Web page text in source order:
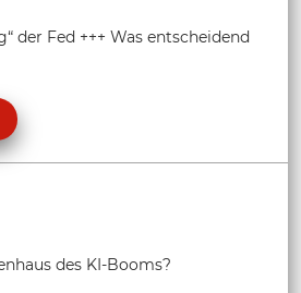
der Fed +++ Was entscheidend
des KI-Booms?